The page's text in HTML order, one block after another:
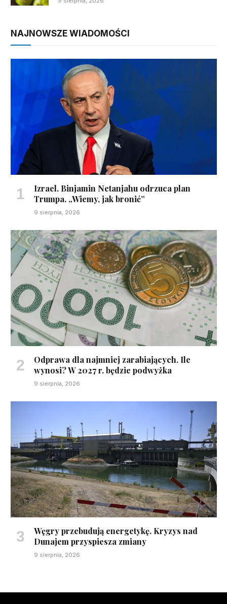
NAJNOWSZE WIADOMOŚCI
Izrael. Binjamin Netanjahu odrzuca plan
Trumpa. „Wiemy, jak bronić”
9 sierpnia, 2026
Odprawa dla najmniej zarabiających. Ile
wynosi? W 2027 r. będzie podwyżka
9 sierpnia, 2026
Węgry przebudują energetykę. Kryzys nad
Dunajem przyspiesza zmiany
9 sierpnia, 2026